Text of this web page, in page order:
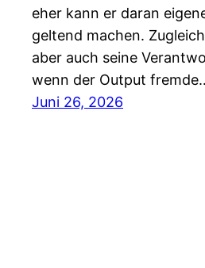
eher kann er daran
geltend machen.
aber auch seine
wenn der Output
Juni 26, 2026